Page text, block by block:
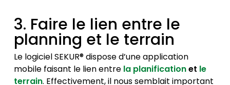
3. Faire le lien entre le
planning et le terrain
Le logiciel SEKUR® dispose d’une application
mobile faisant le lien entre la planificationet le
terrain. Effectivement, il nous semblait important